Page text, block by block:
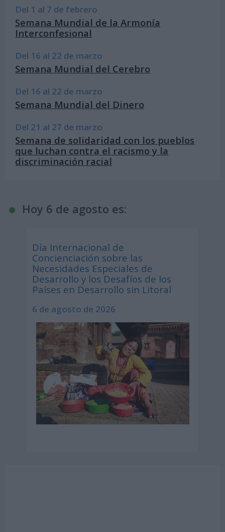
Del 1 al 7 de febrero
Semana Mundial de la Armonía
Interconfesional
Del 16 al 22 de marzo
Semana Mundial del Cerebro
Del 16 al 22 de marzo
Semana Mundial del Dinero
Del 21 al 27 de marzo
Semana de solidaridad con los pueblos
que luchan contra el racismo y la
discriminación racial
Hoy 6 de agosto es:
Día Internacional de
Concienciación sobre las
Necesidades Especiales de
Desarrollo y los Desafíos de los
Países en Desarrollo sin Litoral
6 de agosto de 2026